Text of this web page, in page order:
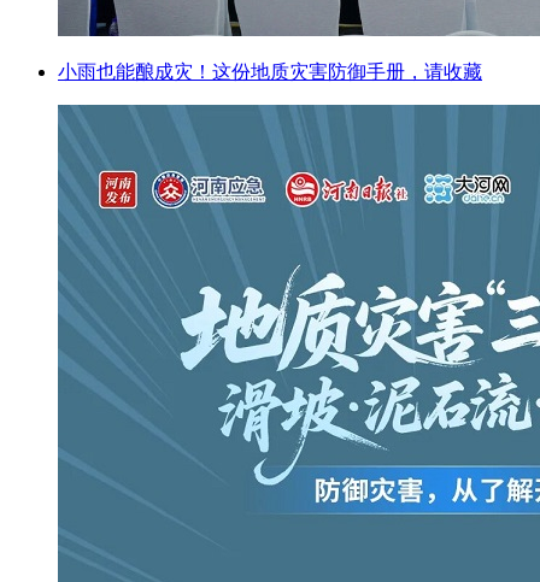
小雨也能酿成灾！这份地质灾害防御手册，请收藏